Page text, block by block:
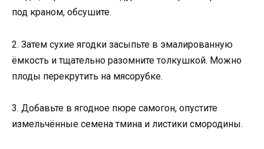
под краном, обсушите.
2. Затем сухие ягодки засыпьте в эмалированную
ёмкость и тщательно разомните толкушкой. Можно
плоды перекрутить на мясорубке.
3. Добавьте в ягодное пюре самогон, опустите
измельчённые семена тмина и листики смородины.